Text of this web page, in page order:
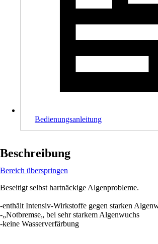
Bedienungsanleitung
Beschreibung
Bereich überspringen
Beseitigt selbst hartnäckige Algenprobleme.
-enthält Intensiv-Wirkstoffe gegen starken
-„Notbremse„ bei sehr starkem Algenwuchs
-keine Wasserverfärbung